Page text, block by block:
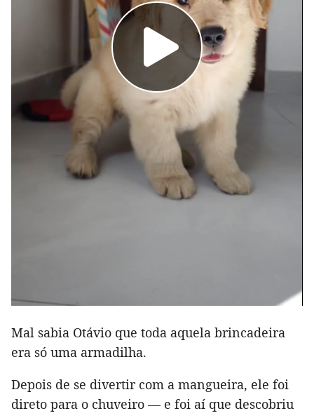
Mal sabia Otávio que toda aquela brincadeira
era só uma armadilha.
Depois de se divertir com a mangueira, ele foi
direto para o chuveiro — e foi aí que descobriu